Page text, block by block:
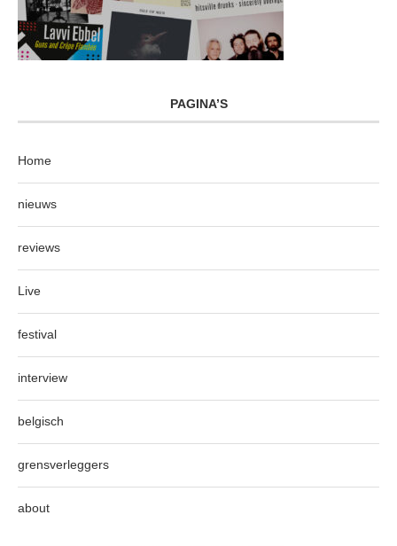
PAGINA’S
Home
nieuws
reviews
Live
festival
interview
belgisch
grensverleggers
about